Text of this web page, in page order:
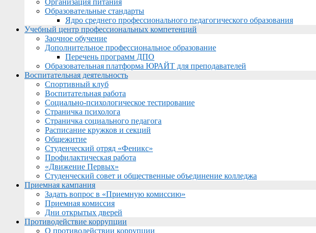
Организация питания
Образовательные стандарты
Ядро среднего профессионального педагогического образования
Учебный центр профессиональных компетенций
Заочное обучение
Дополнительное профессиональное образование
Перечень программ ДПО
Образовательная платформа ЮРАЙТ для преподавателей
Воспитательная деятельность
Спортивный клуб
Воспитательная работа
Социально-психологическое тестирование
Страничка психолога
Страничка социального педагога
Расписание кружков и секций
Общежитие
Студенческий отряд «Феникс»
Профилактическая работа
«Движение Первых»
Студенческий совет и общественные объединение колледжа
Приемная кампания
Задать вопрос в «Приемную комиссию»
Приемная комиссия
Дни открытых дверей
Противодействие коррупции
О противодействии коррупции